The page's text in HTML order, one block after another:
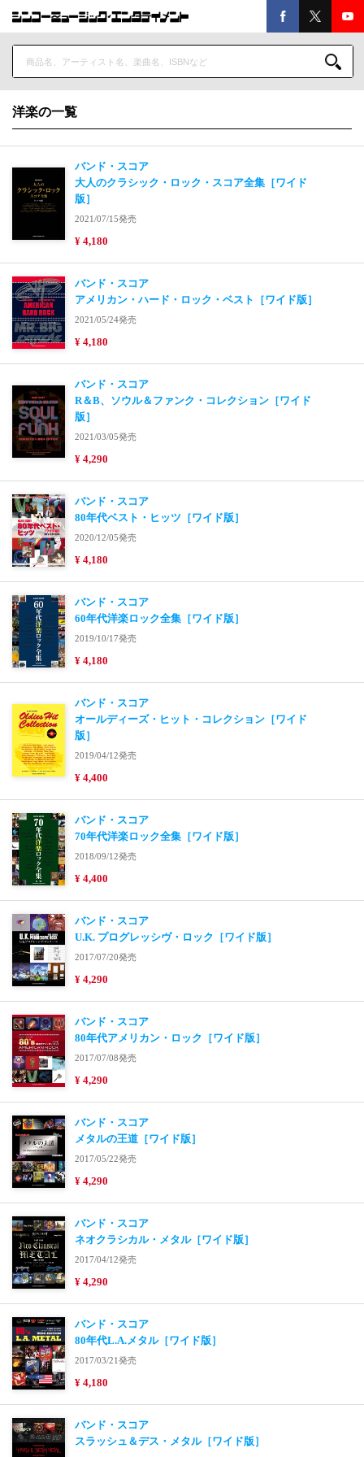
洋楽の一覧
バンド・スコア
大人のクラシック・ロック・スコア全集［ワイド
版］
2021/07/15発売
¥ 4,180
バンド・スコア
アメリカン・ハード・ロック・ベスト［ワイド版］
2021/05/24発売
¥ 4,180
バンド・スコア
R＆B、ソウル＆ファンク・コレクション［ワイド
版］
2021/03/05発売
¥ 4,290
バンド・スコア
80年代ベスト・ヒッツ［ワイド版］
2020/12/05発売
¥ 4,180
バンド・スコア
60年代洋楽ロック全集［ワイド版］
2019/10/17発売
¥ 4,180
バンド・スコア
オールディーズ・ヒット・コレクション［ワイド
版］
2019/04/12発売
¥ 4,400
バンド・スコア
70年代洋楽ロック全集［ワイド版］
2018/09/12発売
¥ 4,400
バンド・スコア
U.K. プログレッシヴ・ロック［ワイド版］
2017/07/20発売
¥ 4,290
バンド・スコア
80年代アメリカン・ロック［ワイド版］
2017/07/08発売
¥ 4,290
バンド・スコア
メタルの王道［ワイド版］
2017/05/22発売
¥ 4,290
バンド・スコア
ネオクラシカル・メタル［ワイド版］
2017/04/12発売
¥ 4,290
バンド・スコア
80年代L.A.メタル［ワイド版］
2017/03/21発売
¥ 4,180
バンド・スコア
スラッシュ＆デス・メタル［ワイド版］